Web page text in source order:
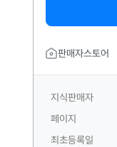
판매자스토어
지식판매자
페이지
최초등록일